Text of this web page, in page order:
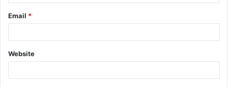
Email *
Website